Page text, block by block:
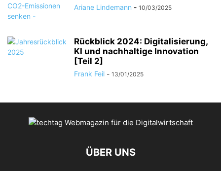
Ariane Lindemann - 10/03/2025
Rückblick 2024: Digitalisierung,
KI und nachhaltige Innovation
[Teil 2]
Frank Feil - 13/01/2025
ÜBER UNS